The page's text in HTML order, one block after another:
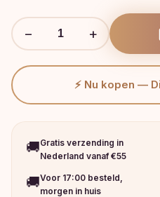
− +
⚡ Nu kopen —
🚚Gratis verzending in
Nederland vanaf €55
🚚Voor 17:00 besteld,
morgen in huis